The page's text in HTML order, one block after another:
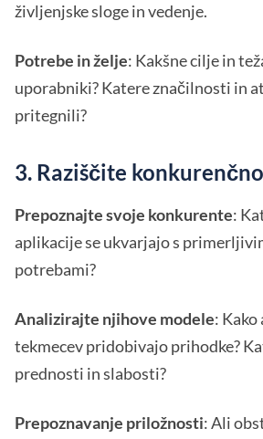
življenjske sloge in vedenje.
Potrebe in želje: Kakšne cilje in
uporabniki? Katere značilnosti in
pritegnili?
3. Raziščite
Prepoznajte svoje konkurente:
aplikacije se ukvarjajo s
potrebami?
Analizirajte njihove modele:
tekmecev pridobivajo prihodke?
prednosti in slabosti?
Prepoznavanje priložnosti: Ali